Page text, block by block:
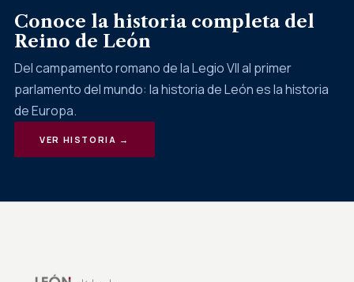
Conoce la historia completa del
Reino de León
Del campamento romano de la Legio VII al primer
parlamento del mundo: la historia de León es la historia
de Europa.
VER HISTORIA →